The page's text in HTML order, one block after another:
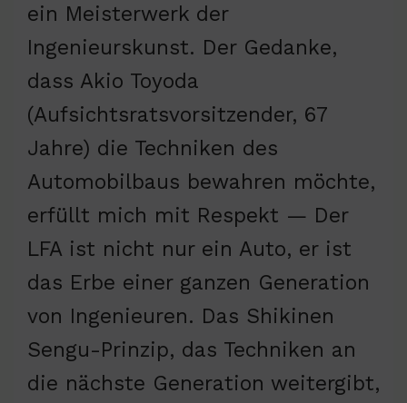
ein Meisterwerk der
Ingenieurskunst. Der Gedanke,
dass Akio Toyoda
(Aufsichtsratsvorsitzender, 67
Jahre) die Techniken des
Automobilbaus bewahren möchte,
erfüllt mich mit Respekt — Der
LFA ist nicht nur ein Auto, er ist
das Erbe einer ganzen Generation
von Ingenieuren. Das Shikinen
Sengu-Prinzip, das Techniken an
die nächste Generation weitergibt,